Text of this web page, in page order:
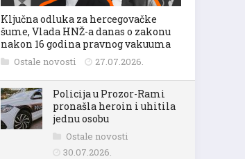
Ključna odluka za hercegovačke
šume, Vlada HNŽ-a danas o zakonu
nakon 16 godina pravnog vakuuma
Ostale novosti 27.07.2026.
Policija u Prozor-Rami
pronašla heroin i uhitila
jednu osobu
Ostale novosti
30.07.2026.